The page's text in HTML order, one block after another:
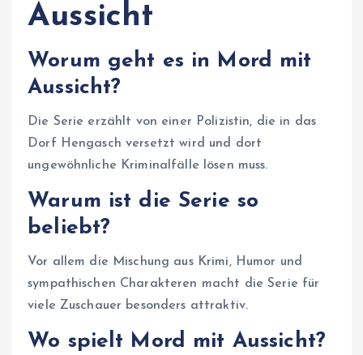
Aussicht
Worum geht es in Mord mit
Aussicht?
Die Serie erzählt von einer Polizistin, die in das
Dorf Hengasch versetzt wird und dort
ungewöhnliche Kriminalfälle lösen muss.
Warum ist die Serie so
beliebt?
Vor allem die Mischung aus Krimi, Humor und
sympathischen Charakteren macht die Serie für
viele Zuschauer besonders attraktiv.
Wo spielt Mord mit Aussicht?